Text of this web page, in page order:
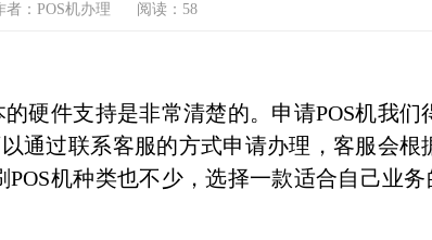
者：POS机办理 阅读：58
件支持是非常清楚的。申请POS机我们
通过联系客服的方式申请办理，客服会根
机种类也不少，选择一款适合自己业务